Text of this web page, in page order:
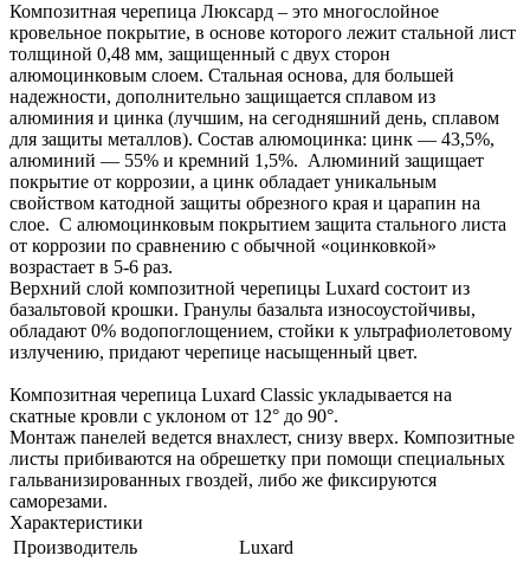
Композитная черепица Люксард – это многослойное
кровельное покрытие, в основе которого лежит стальной лист
толщиной 0,48 мм, защищенный с двух сторон
алюмоцинковым слоем. Стальная основа, для большей
надежности, дополнительно защищается сплавом из
алюминия и цинка (лучшим, на сегодняшний день, сплавом
для защиты металлов). Состав алюмоцинка: цинк — 43,5%,
алюминий — 55% и кремний 1,5%. Алюминий защищает
покрытие от коррозии, а цинк обладает уникальным
свойством катодной защиты обрезного края и царапин на
слое. С алюмоцинковым покрытием защита стального листа
от коррозии по сравнению с обычной «оцинковкой»
возрастает в 5-6 раз.
Верхний слой композитной черепицы Luxard состоит из
базальтовой крошки. Гранулы базальта износоустойчивы,
обладают 0% водопоглощением, стойки к ультрафиолетовому
излучению, придают черепице насыщенный цвет.
Композитная черепица Luxard Classic укладывается на
скатные кровли с уклоном от 12° до 90°.
Монтаж панелей ведется внахлест, снизу вверх. Композитные
листы прибиваются на обрешетку при помощи специальных
гальванизированных гвоздей, либо же фиксируются
саморезами.
Характеристики
Производитель
Luxard